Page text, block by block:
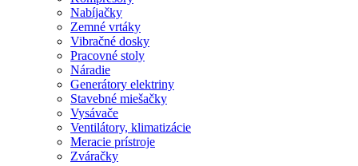
Nabíjačky
Zemné vrtáky
Vibračné dosky
Pracovné stoly
Náradie
Generátory elektriny
Stavebné miešačky
Vysávače
Ventilátory, klimatizácie
Meracie prístroje
Zváračky